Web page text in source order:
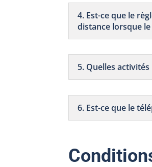
4. Est-ce que le
distance lorsque
5. Quelles
6. Est-ce que le